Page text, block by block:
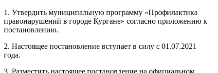
1. Утвердить муниципальную программу «Профилактика
правонарушений в городе Кургане» согласно приложению к
постановлению.
2. Настоящее постановление вступает в силу с 01.07.2021
года.
3. Разместить настоящее постановление на официальном